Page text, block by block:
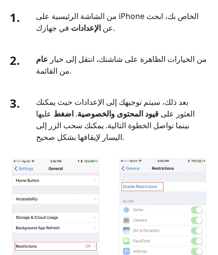
1.
من الشاشة الرئيسية على iPhone الخاص بك، ابحث
عن الإعدادات في جهازك.
2. من الخيارات الظاهرة على شاشتك، انتقل إلى خيار عام
من القائمة.
3.
بعد ذلك، سيتم توجيهك إلى الإعدادات حيث يمكنك
العثور على قيود المحتوى والخصوصية. اضغط عليها
بينما نواصل الخطوة التالية. يمكنك سحب الزر إلى
اليسار لإيقافها بشكل صحيح.